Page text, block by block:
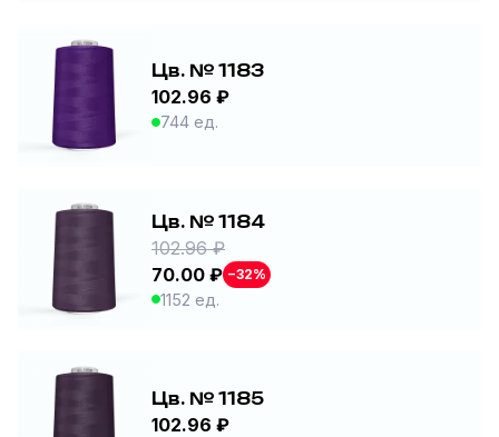
Цв. № 1183
102.96 ₽
744 ед.
Цв. № 1184
102.96 ₽
70.00 ₽ −32%
1152 ед.
Цв. № 1185
102.96 ₽